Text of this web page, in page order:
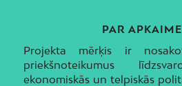
PAR
Projekta mērķis ir
priekšnoteikumus
ekonomiskās un telpiskās